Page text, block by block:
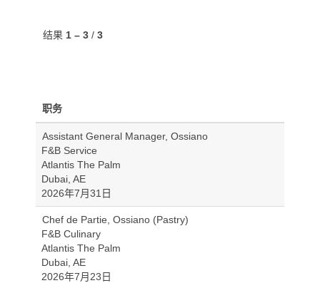
结果 1 – 3 / 3
职务
Assistant General Manager, Ossiano
F&B Service
Atlantis The Palm
Dubai, AE
2026年7月31日
Chef de Partie, Ossiano (Pastry)
F&B Culinary
Atlantis The Palm
Dubai, AE
2026年7月23日